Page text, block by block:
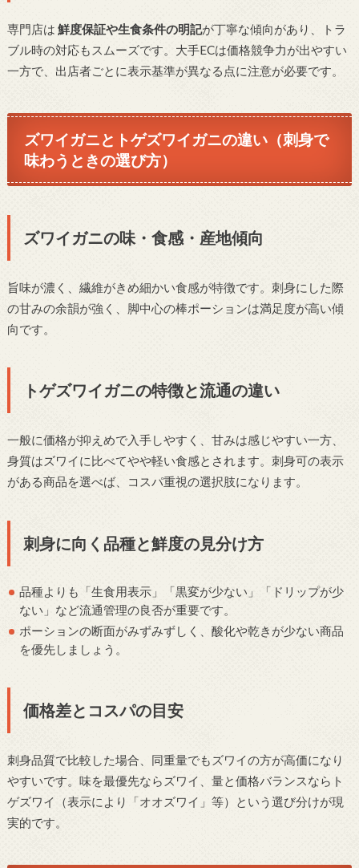
専門店は 鮮度保証や生食条件の明記が丁寧な傾向があり、トラ
ブル時の対応もスムーズです。大手ECは価格競争力が出やすい
一方で、出店者ごとに表示基準が異なる点に注意が必要です。
ズワイガニとトゲズワイガニの違い（刺身で
味わうときの選び方）
ズワイガニの味・食感・産地傾向
旨味が濃く、繊維がきめ細かい食感が特徴です。刺身にした際
の甘みの余韻が強く、脚中心の棒ポーションは満足度が高い傾
向です。
トゲズワイガニの特徴と流通の違い
一般に価格が抑えめで入手しやすく、甘みは感じやすい一方、
身質はズワイに比べてやや軽い食感とされます。刺身可の表示
がある商品を選べば、コスパ重視の選択肢になります。
刺身に向く品種と鮮度の見分け方
品種よりも「生食用表示」「黒変が少ない」「ドリップが少
ない」など流通管理の良否が重要です。
ポーションの断面がみずみずしく、酸化や乾きが少ない商品
を優先しましょう。
価格差とコスパの目安
刺身品質で比較した場合、同重量でもズワイの方が高価になり
やすいです。味を最優先ならズワイ、量と価格バランスならト
ゲズワイ（表示により「オオズワイ」等）という選び分けが現
実的です。